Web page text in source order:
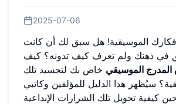
2025-07-06
الموسيقية! هل سبق لك أن كانت
في ذهنك ولم تعرف كيف تدونه؟ كيف
الموسيقي خاص بك لتجسيد تلك
سيُظهر هذا الدليل للمؤلفين وكاتبي
كيفية تحويل تلك الشرارات الإبداعية